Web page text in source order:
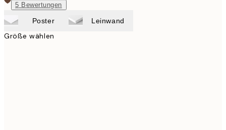
5 Bewertungen
Poster Leinwand
Größe wählen